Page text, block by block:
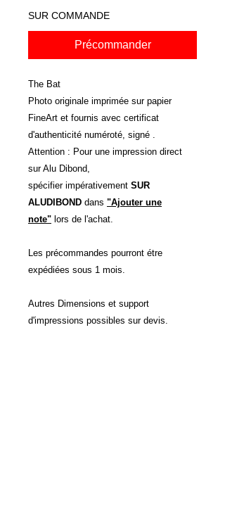
SUR COMMANDE
Précommander
The Bat
Photo originale imprimée sur papier
FineArt et fournis avec certificat
d'authenticité numéroté, signé .
Attention : Pour une impression direct
sur Alu Dibond,
spécifier impérativement SUR
ALUDIBOND dans "Ajouter une
note" lors de l'achat.
Les précommandes pourront étre
expédiées sous 1 mois.
Autres Dimensions et support
d'impressions possibles sur devis.